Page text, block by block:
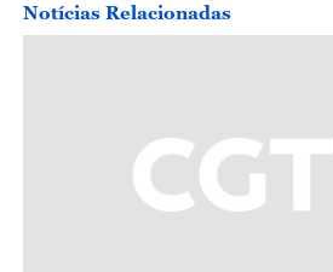
Notícias Relacionadas